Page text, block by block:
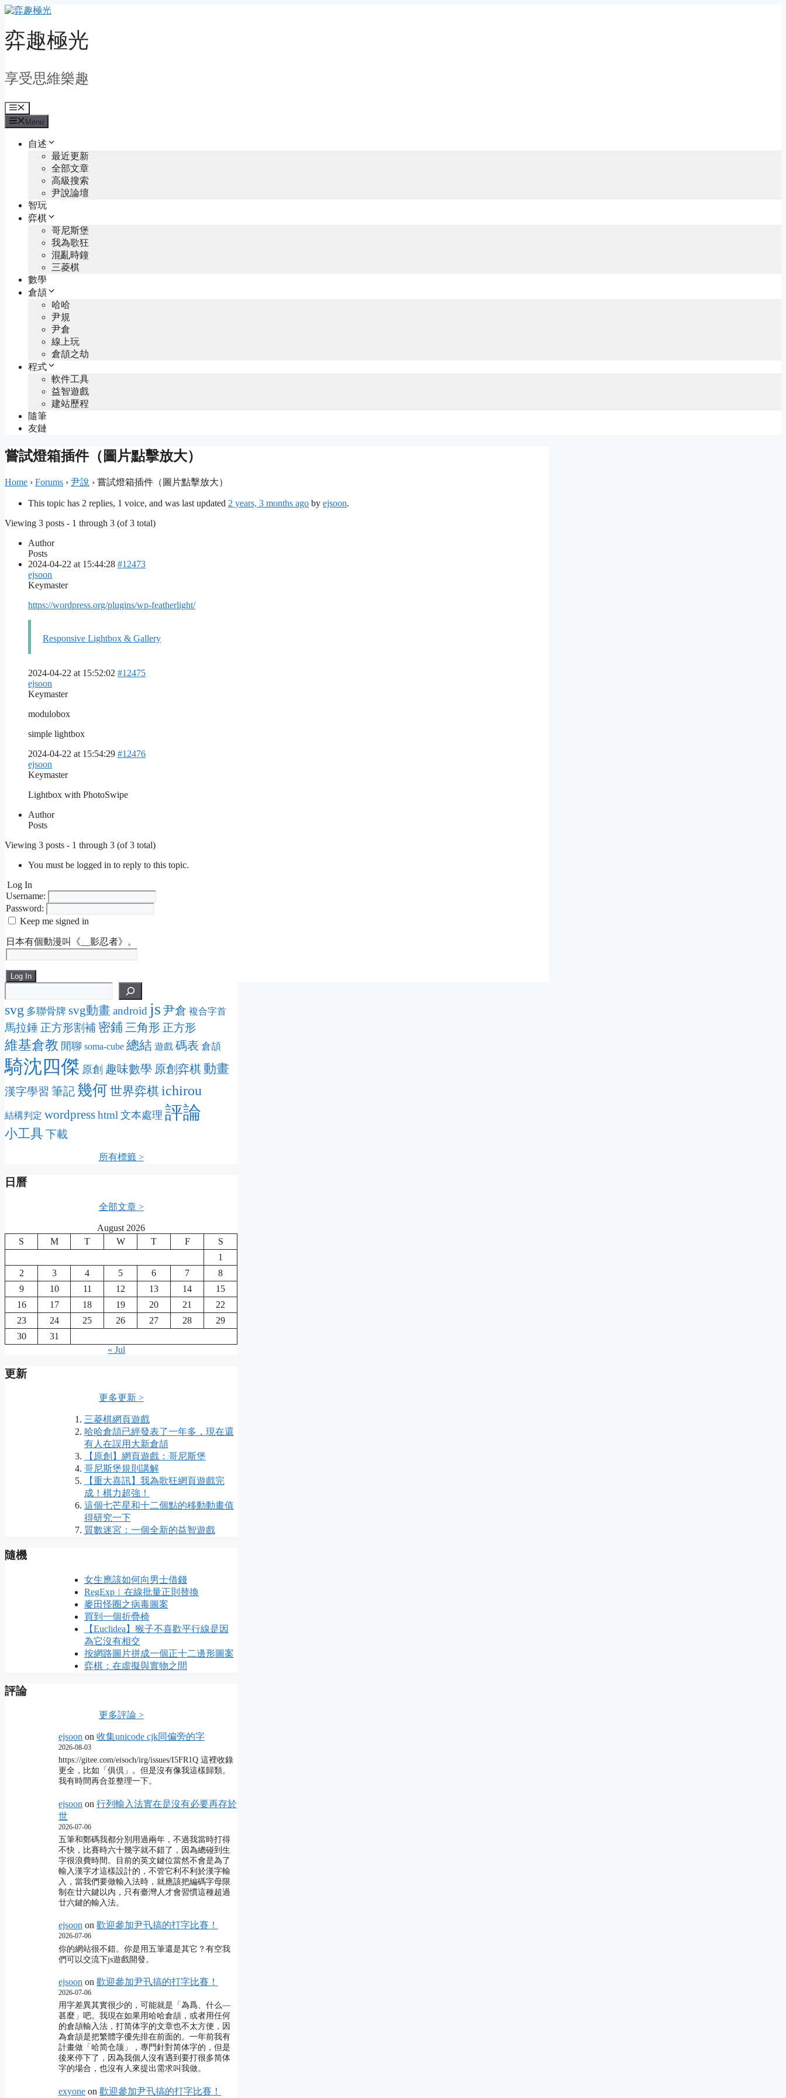
Skip
content
弈趣極光
享受思維樂趣
Menu
Menu
自述
最近更新
全部文章
高級搜索
尹說論壇
智玩
弈棋
哥尼斯堡
我為歌狂
混亂時鐘
三菱棋
數學
倉頡
哈哈
尹規
尹倉
線上玩
倉頡之劫
程式
軟件工具
益智遊戲
建站歷程
隨筆
友鏈
嘗試燈箱插件（圖片點擊放大）
Home › Forums › 尹說 › 嘗試燈箱插件（圖片點擊放大）
This topic has 2 replies, 1 voice, and was last updated 2 years, 3 months ago by ejsoon.
Viewing 3 posts - 1 through 3 (of 3 total)
Author
Posts
2024-04-22 at 15:44:28 #12473
ejsoon
Keymaster
https://wordpress.org/plugins/wp-featherlight/
Responsive Lightbox & Gallery
2024-04-22 at 15:52:02 #12475
ejsoon
Keymaster
modulobox
simple lightbox
2024-04-22 at 15:54:29 #12476
ejsoon
Keymaster
Lightbox with PhotoSwipe
Author
Posts
Viewing 3 posts - 1 through 3 (of 3 total)
You must be logged in to reply to this topic.
Log In
Username:
Password:
Keep me signed in
日本有個動漫叫《__影忍者》。
Log In
svg 多聯骨牌 svg動畫 android js 尹倉 複合字首
馬拉錘 正方形割補 密鋪三角形 正方形
維基倉教 閒聊 soma-cube 總結 遊戲 碼表 倉頡
騎沈四傑 原創 趣味數學 原創弈棋動畫
漢字學習 筆記 幾何世界弈棋ichirou
結構判定 wordpresshtml 文本處理 評論
小工具 下載
所有標籤 >
日曆
全部文章 >
August 2026
S
M T W T F
S
1
2
3 4 5 6 7
8
9
10 11 12 13 14
15
16
17 18 19 20 21
22
23
24 25 26 27 28
29
30
31
« Jul
更新
更多更新 >
三菱棋網頁遊戲
哈哈倉頡已經發表了一年多，現在還
有人在誤用大新倉頡
【原創】網頁遊戲：哥尼斯堡
哥尼斯堡規則講解
【重大喜訊】我為歌狂網頁遊戲完
成！棋力超強！
這個七芒星和十二個點的移動動畫值
得研究一下
質數迷宮：一個全新的益智遊戲
隨機
女生應該如何向男士借錢
RegExp︱在線批量正則替換
麥田怪圈之病毒圖案
買到一個折疊椅
【Euclidea】猴子不喜歡平行線是因
為它沒有相交
按網路圖片拼成一個正十二邊形圖案
弈棋：在虛擬與實物之間
評論
更多評論 >
ejsoon on 收集unicode cjk同偏旁的字
2026-08-03
https://gitee.com/eisoch/irg/issues/I5FR1Q 這裡收錄
更全，比如「俱倶」。但是沒有像我這樣歸類。
我有時間再合並整理一下。
ejsoon on 行列輸入法實在是沒有必要再存於
世
2026-07-06
五筆和鄭碼我都分別用過兩年，不過我當時打得
不快，比賽時六十幾字就不錯了，因為總碰到生
字很浪費時間。目前的英文鍵位當然不會是為了
輸入漢字才這樣設計的，不管它利不利於漢字輸
入，當我們要做輸入法時，就應該把編碼字母限
制在廿六鍵以內，只有臺灣人才會習慣這種超過
廿六鍵的輸入法。
ejsoon on 歡迎參加尹卂搞的打字比賽！
2026-07-06
你的網站很不錯。你是用五筆還是其它？有空我
們可以交流下js遊戲開發。
ejsoon on 歡迎參加尹卂搞的打字比賽！
2026-07-06
用字差異其實很少的，可能就是「為爲、什么―
甚麼」吧。我現在如果用哈哈倉頡，或者用任何
的倉頡輸入法，打简体字的文章也不太方便，因
為倉頡是把繁體字優先排在前面的。一年前我有
計畫做「哈简仓颉」，專門針對简体字的，但是
後來停下了，因為我個人沒有遇到要打很多简体
字的場合，也沒有人來提出需求叫我做。
exyone on 歡迎參加尹卂搞的打字比賽！